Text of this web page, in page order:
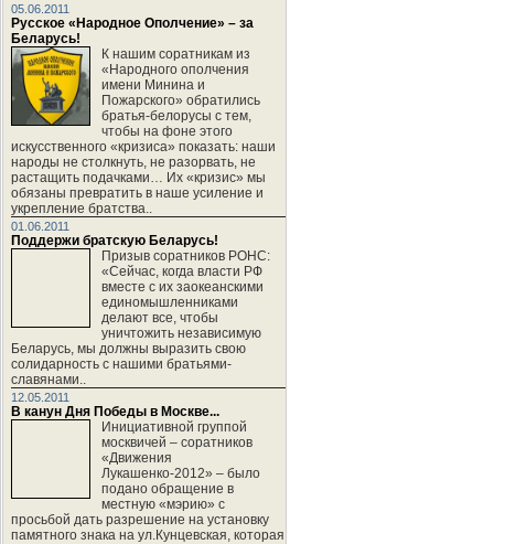
05.06.2011
Русское «Народное Ополчение» – за
Беларусь!
К нашим соратникам из
«Народного ополчения
имени Минина и
Пожарского» обратились
братья-белорусы с тем,
чтобы на фоне этого
искусственного «кризиса» показать: наши
народы не столкнуть, не разорвать, не
растащить подачками… Их «кризис» мы
обязаны превратить в наше усиление и
укрепление братства..
01.06.2011
Поддержи братскую Беларусь!
Призыв соратников РОНС:
«Сейчас, когда власти РФ
вместе с их заокеанскими
единомышленниками
делают все, чтобы
уничтожить независимую
Беларусь, мы должны выразить свою
солидарность с нашими братьями-
славянами..
12.05.2011
В канун Дня Победы в Москве...
Инициативной группой
москвичей – соратников
«Движения
Лукашенко-2012» – было
подано обращение в
местную «мэрию» с
просьбой дать разрешение на установку
памятного знака на ул.Кунцевская, которая